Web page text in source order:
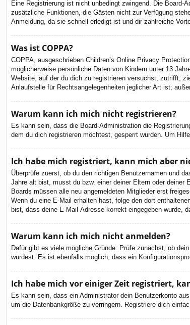
Eine Registrierung ist nicht unbedingt zwingend. Die
zusätzliche Funktionen, die Gästen nicht zur Verfügung
Anmeldung, da sie schnell erledigt ist und dir zahlreiche
Was ist COPPA?
COPPA, ausgeschrieben Children’s Online Privacy
möglicherweise persönliche Daten von Kindern unter 13
Website, auf der du dich zu registrieren versuchst, zutrifft,
Anlaufstelle für Rechtsangelegenheiten jeglicher Art ist;
Warum kann ich mich nicht registrieren?
Es kann sein, dass die Board-Administration die
dem du dich registrieren möchtest, gesperrt wurden. Um
Ich habe mich registriert, kann mich aber
Überprüfe zuerst, ob du den richtigen Benutzernamen und
Jahre alt bist, musst du bzw. einer deiner Eltern oder
Boards müssen alle neu angemeldeten Mitglieder erst
Wenn du eine E-Mail erhalten hast, folge den dort
bist, dass deine E-Mail-Adresse korrekt eingegeben wurde,
Warum kann ich mich nicht anmelden?
Dafür gibt es viele mögliche Gründe. Prüfe zunächst, ob
wurdest. Es ist ebenfalls möglich, dass ein
Ich habe mich vor einiger Zeit registriert,
Es kann sein, dass ein Administrator dein Benutzerkonto
um die Datenbankgröße zu verringern. Registriere dich